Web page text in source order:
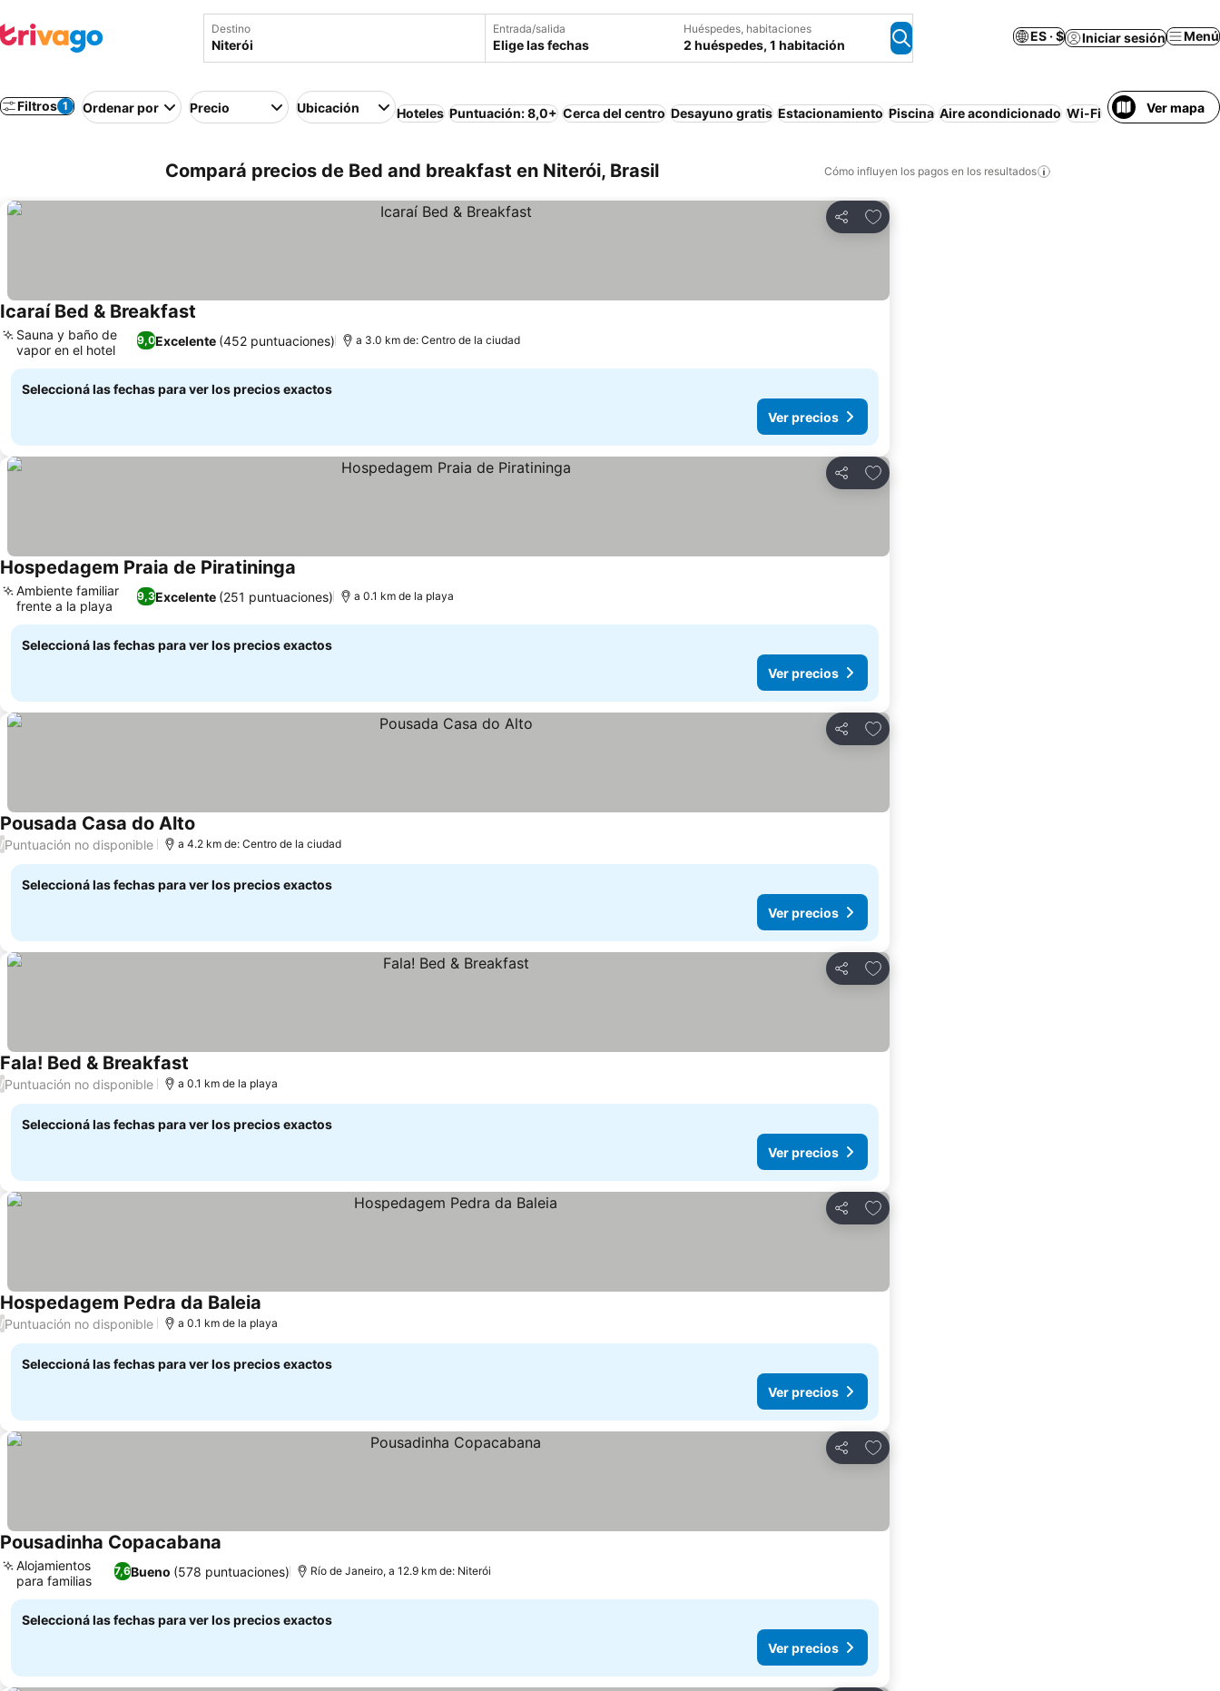
Destino Entrada/salida
Elige las fechas
Huéspedes, habitaciones
2 huéspedes, 1 habitación
ES · $ Iniciar sesión Menú
Filtros 1 Ordenar por Precio Ubicación Hoteles Puntuación: 8,0+ Cerca del centro Desayuno gratis Estacionamiento Piscina Aire acondicionado Wi-Fi Departamento
Ver mapa
Compará precios de Bed and breakfast en Niterói, Brasil Cómo influyen los pagos en los resultados
Compartir
Añadir a favoritos
Icaraí Bed & Breakfast
9,0Excelente (452 puntuaciones)
Sauna y baño de
vapor en el hotel
a 3.0 km de: Centro de la ciudad
Seleccioná las fechas para ver los precios exactos
Ver precios
Compartir
Añadir a favoritos
Hospedagem Praia de Piratininga
9,3Excelente (251 puntuaciones)
Ambiente familiar
frente a la playa
a 0.1 km de la playa
Seleccioná las fechas para ver los precios exactos
Ver precios
Compartir
Añadir a favoritos
Pousada Casa do Alto
/Puntuación no disponible a 4.2 km de: Centro de la ciudad
Seleccioná las fechas para ver los precios exactos
Ver precios
Compartir
Añadir a favoritos
Fala! Bed & Breakfast
/Puntuación no disponible a 0.1 km de la playa
Seleccioná las fechas para ver los precios exactos
Ver precios
Compartir
Añadir a favoritos
Hospedagem Pedra da Baleia
/Puntuación no disponible a 0.1 km de la playa
Seleccioná las fechas para ver los precios exactos
Ver precios
Compartir
Añadir a favoritos
Pousadinha Copacabana
7,6Bueno (578 puntuaciones)
Alojamientos
para familias
Río de Janeiro, a 12.9 km de: Niterói
Seleccioná las fechas para ver los precios exactos
Ver precios